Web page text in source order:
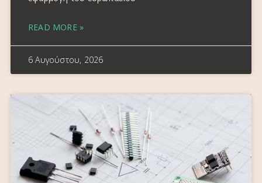
READ MORE »
6 Αυγούστου, 2026